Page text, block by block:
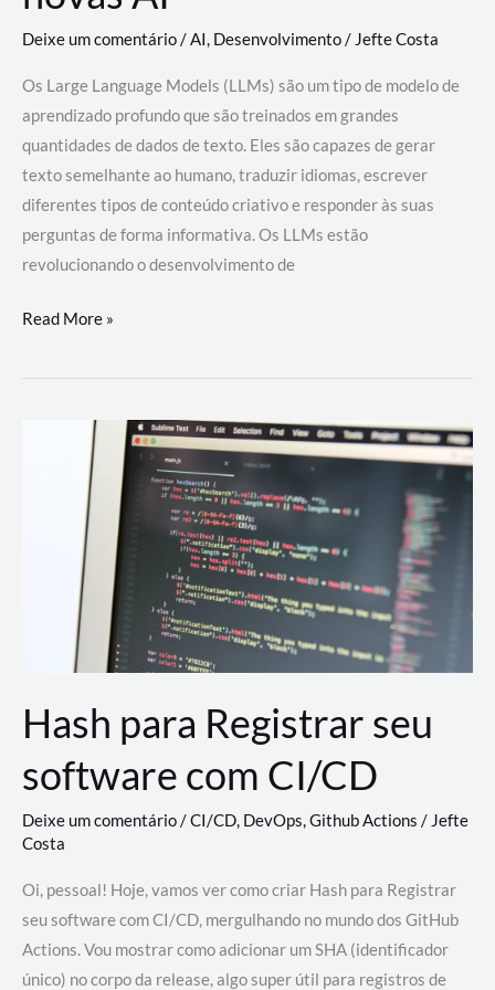
Deixe um comentário/AI, Desenvolvimento/ Jefte Costa
Os Large Language Models (LLMs) são um tipo de modelo de
aprendizado profundo que são treinados em grandes
quantidades de dados de texto. Eles são capazes de gerar
texto semelhante ao humano, traduzir idiomas, escrever
diferentes tipos de conteúdo criativo e responder às suas
perguntas de forma informativa. Os LLMs estão
revolucionando o desenvolvimento de
Large
Models
revolucionando
desenvolvimento
Read More »
Hash para Registrar seu
software com CI/CD
Deixe um comentário/CI/CD, DevOps,Github Actions /Jefte
Costa
Oi, pessoal! Hoje, vamos ver como criar Hash para Registrar
seu software com CI/CD, mergulhando no mundo dos GitHub
Actions. Vou mostrar como adicionar um SHA (identificador
único) no corpo da release, algo super útil para registros de